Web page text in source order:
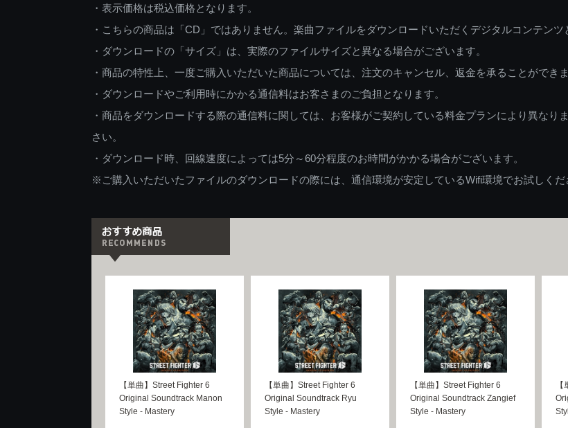
・表示価格は税込価格となります。
・こちらの商品は「CD」ではありません。楽曲ファイルをダウンロードいただくデジタルコンテンツ
・ダウンロードの「サイズ」は、実際のファイルサイズと異なる場合がございます。
・商品の特性上、一度ご購入いただいた商品については、注文のキャンセル、返金を承ることができま
・ダウンロードやご利用時にかかる通信料はお客さまのご負担となります。
・商品をダウンロードする際の通信料に関しては、お客様がご契約している料金プランにより異な
さい。
・ダウンロード時、回線速度によっては5分～60分程度のお時間がかかる場合がございます。
※ご購入いただいたファイルのダウンロードの際には、通信環境が安定しているWifi環境でお試しくだ
【単曲】Street Fighter 6
Original Soundtrack Manon
Style - Mastery
【単曲】Street Fighter 6
Original Soundtrack Ryu
Style - Mastery
【単曲】Street Fighter 6
Original Soundtrack Zangief
Style - Mastery